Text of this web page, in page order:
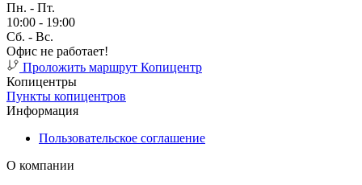
Пн. - Пт.
10:00 - 19:00
Cб. - Вс.
Офис не работает!
Проложить маршрут Копицентр
Копицентры
Пункты копицентров
Информация
Пользовательское соглашение
О компании